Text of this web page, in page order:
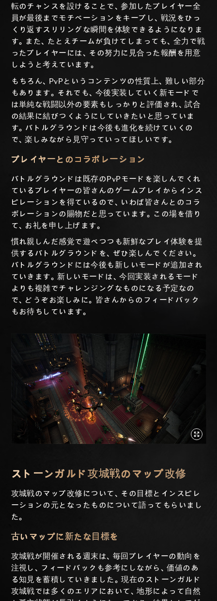
転のチャンスを設けることで、参加したプレイヤー全
員が最後までモチベーションをキープし、戦況をひっ
くり返すスリリングな瞬間を体験できるようになりま
す。また、たとえチームが負けてしまっても、全力で戦
ったプレイヤーには、その努力に見合った報酬を用意
しようと考えています。
もちろん、PvPというコンテンツの性質上、難しい部分
もあります。それでも、今後実装していく新モードで
は単純な戦闘以外の要素もしっかりと評価され、試合
の結果に結びつくようにしていきたいと思っていま
す。バトルグラウンドは今後も進化を続けていくの
で、楽しみながら見守っていってほしいです。
プレイヤーとのコラボレーション
バトルグラウンドは既存のPvPモードを楽しんでくれ
ているプレイヤーの皆さんのゲームプレイからインス
ピレーションを得ているので、いわば皆さんとのコラ
ボレーションの賜物だと思っています。この場を借り
て、お礼を申し上げます。
慣れ親しんだ感覚で遊べつつも新鮮なプレイ体験を提
供するバトルグラウンドを、ぜひ楽しんでください。
バトルグラウンドには今後も新しいモードが追加され
ていきます。新しいモードは、今回実装されるモード
よりも複雑でチャレンジングなものになる予定なの
で、どうぞお楽しみに。皆さんからのフィードバック
もお待ちしています。
ストーンガルド攻城戦のマップ改修
攻城戦のマップ改修について、その目標とインスピレ
ーションの元となったものについて語ってもらいまし
た。
古いマップに新たな目標を
攻城戦が開催される週末は、毎回プレイヤーの動向を
注視し、フィードバックも参考にしながら、価値のあ
る知見を蓄積していきました。現在のストーンガルド
攻城戦では多くのエリアにおいて、地形によって自然